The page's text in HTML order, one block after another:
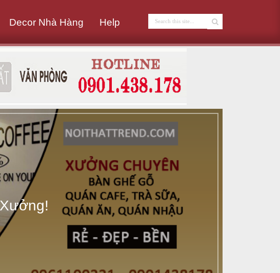
Decor Nhà Hàng Help